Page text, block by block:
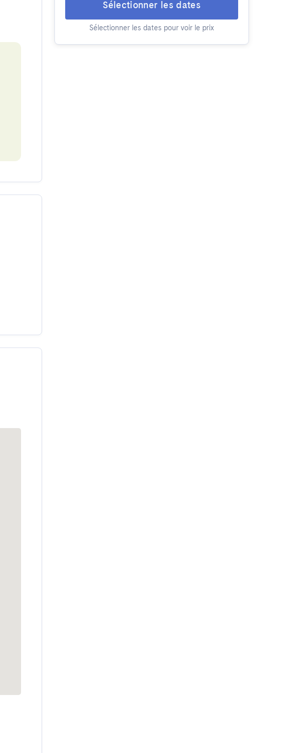
Sélectionner les dates
Sélectionner les dates pour voir le prix